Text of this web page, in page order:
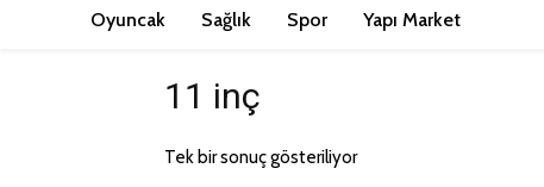
Oyuncak Sağlık Spor Yapı Market
11 inç
Tek bir sonuç gösteriliyor